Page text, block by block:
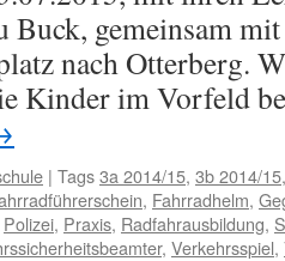
Buck, gemeinsam
nach Otterberg.
Kinder im Vorfeld
| Tags3a 2014/15, 3b 2014/15
, Fahrradhelm,
Polizei, Praxis, Radfahrausbildung,
, Verkehrsspiel,